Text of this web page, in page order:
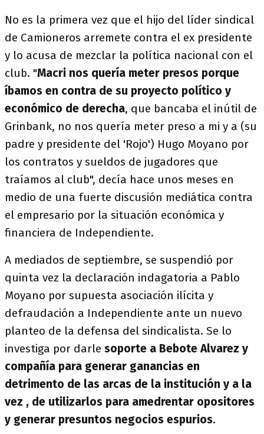
No es la primera vez que el hijo del líder sindical
de Camioneros arremete contra el ex presidente
y lo acusa de mezclar la política nacional con el
club. "Macri nos quería meter presos porque
íbamos en contra de su proyecto político y
económico de derecha, que bancaba el inútil de
Grinbank, no nos quería meter preso a mi y a (su
padre y presidente del 'Rojo') Hugo Moyano por
los contratos y sueldos de jugadores que
traíamos al club", decía hace unos meses en
medio de una fuerte discusión mediática contra
el empresario por la situación económica y
financiera de Independiente.
A mediados de septiembre, se suspendió por
quinta vez la declaración indagatoria a Pablo
Moyano por supuesta asociación ilícita y
defraudación a Independiente ante un nuevo
planteo de la defensa del sindicalista. Se lo
investiga por darle soporte a Bebote Alvarez y
compañía para generar ganancias en
detrimento de las arcas de la institución y a la
vez , de utilizarlos para amedrentar opositores
y generar presuntos negocios espurios.